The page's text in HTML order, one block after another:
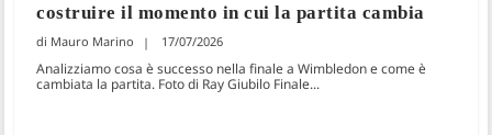
costruire il momento in cui la partita cambia
Mauro Marino 17/07/2026
Analizziamo cosa è successo nella finale a Wimbledon e come è
cambiata la partita. Foto di Ray Giubilo Finale...